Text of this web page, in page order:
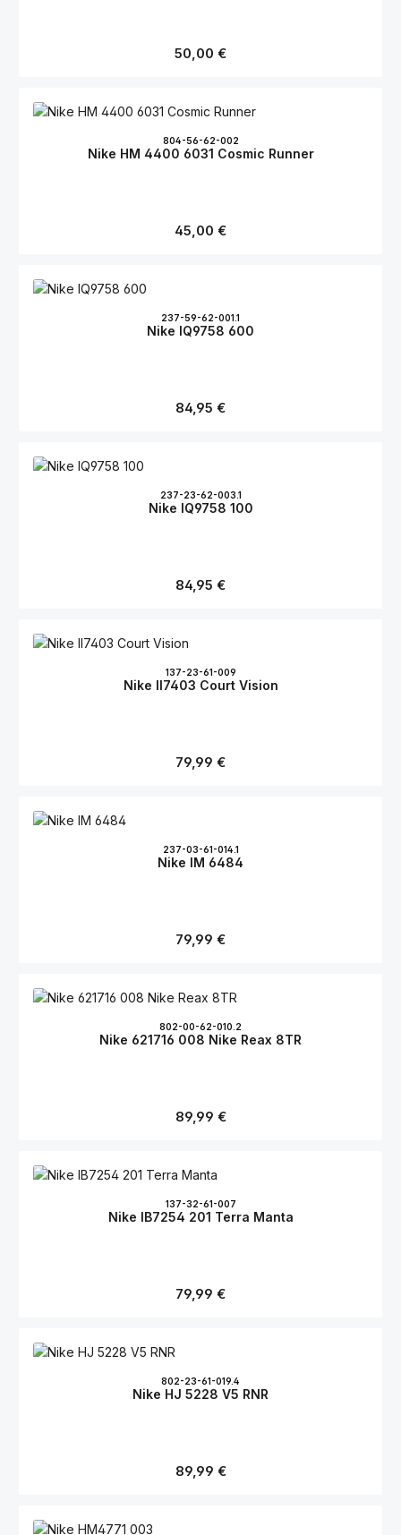
Regulärer Preis:
50,00 €
804-56-62-002
Nike HM 4400 6031 Cosmic Runner
Regulärer Preis:
45,00 €
237-59-62-001.1
Nike IQ9758 600
Regulärer Preis:
84,95 €
237-23-62-003.1
Nike IQ9758 100
Regulärer Preis:
84,95 €
137-23-61-009
Nike II7403 Court Vision
Regulärer Preis:
79,99 €
237-03-61-014.1
Nike IM 6484
Regulärer Preis:
79,99 €
802-00-62-010.2
Nike 621716 008 Nike Reax 8TR
Regulärer Preis:
89,99 €
137-32-61-007
Nike IB7254 201 Terra Manta
Regulärer Preis:
79,99 €
802-23-61-019.4
Nike HJ 5228 V5 RNR
Regulärer Preis:
89,99 €